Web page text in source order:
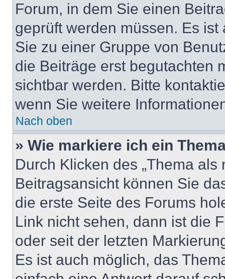
Forum, in dem Sie einen
geprüft werden müssen. Es
Sie zu einer Gruppe von
die Beiträge erst begutachten
sichtbar werden. Bitte
wenn Sie weitere
Nach oben
» Wie markiere ich ein
Durch Klicken des „Thema
Beitragsansicht können Sie
die erste Seite des Forums
Link nicht sehen, dann ist die
oder seit der letzten
Es ist auch möglich, das